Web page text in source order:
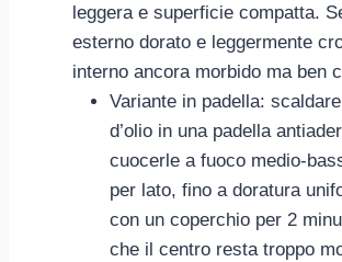
leggera e superficie compatta.
esterno dorato e leggermente
interno ancora morbido ma ben
Variante in padella:
d’olio in una padella
cuocerle a fuoco medio-
per lato, fino a doratura
con un coperchio per 2
che il centro resta troppo